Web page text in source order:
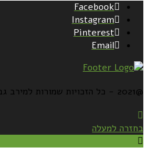
Facebook
Instagram
Pinterest
Email
@2021 - כל הזכויות שמורות למירב גביש | ביצוע
בחזרה למעלה